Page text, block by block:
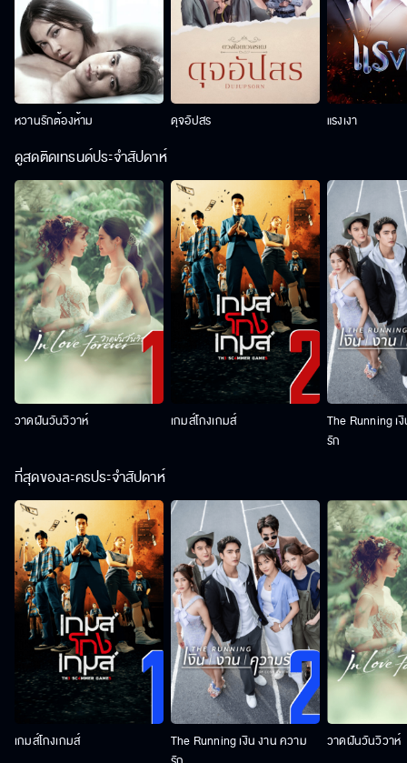
หวานรักต้องห้าม ดุจอัปสร แรงเงา
ดูสดติดเทรนด์ประจำสัปดาห์
วาดฝันวันวิวาห์ เกมส์โกงเกมส์
The Running เ
รัก
ที่สุดของละครประจำสัปดาห์
เกมส์โกงเกมส์
The Running เงิน งาน ความ
วาดฝันวันวิวาห์